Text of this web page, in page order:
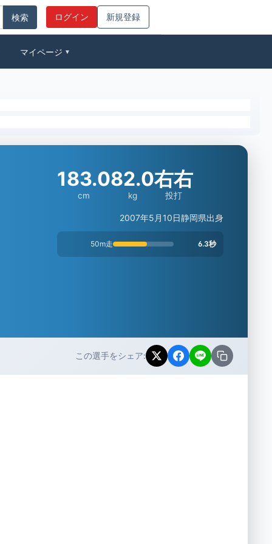
ログイン 新規登録
マイページ ▼
183.0
cm
82.0
kg
右右
投打
2007年5月10日静岡県出身
50m走 6.3秒
この選手をシェア: